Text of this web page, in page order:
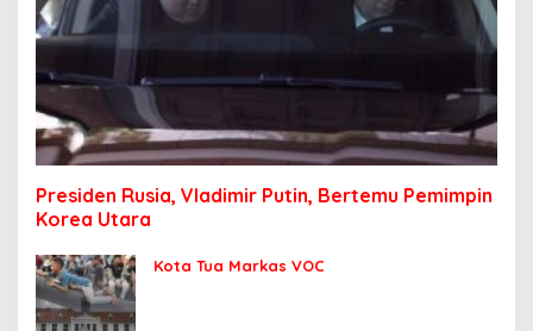
Presiden Rusia, Vladimir Putin, Bertemu Pemimpin
Korea Utara
Kota Tua Markas VOC